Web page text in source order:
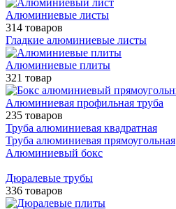
Алюминиевые листы
314 товаров
Гладкие алюминиевые листы
Алюминиевые плиты
321 товар
Алюминиевая профильная труба
235 товаров
Труба алюминиевая квадратная
Труба алюминиевая прямоугольная
Алюминиевый бокс
Дюралевые трубы
336 товаров